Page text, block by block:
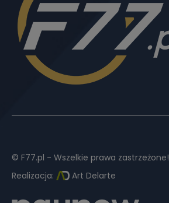
© F77.pl - Wszelkie prawa zastrzeżone!
Realizacja:
Art Delarte